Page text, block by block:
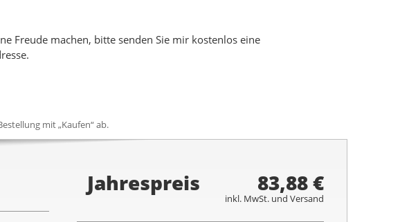
Freude machen, bitte senden Sie mir kostenlos eine
mit „Kaufen“ ab.
Jahrespreis 83,88 €
inkl. MwSt. und Versand